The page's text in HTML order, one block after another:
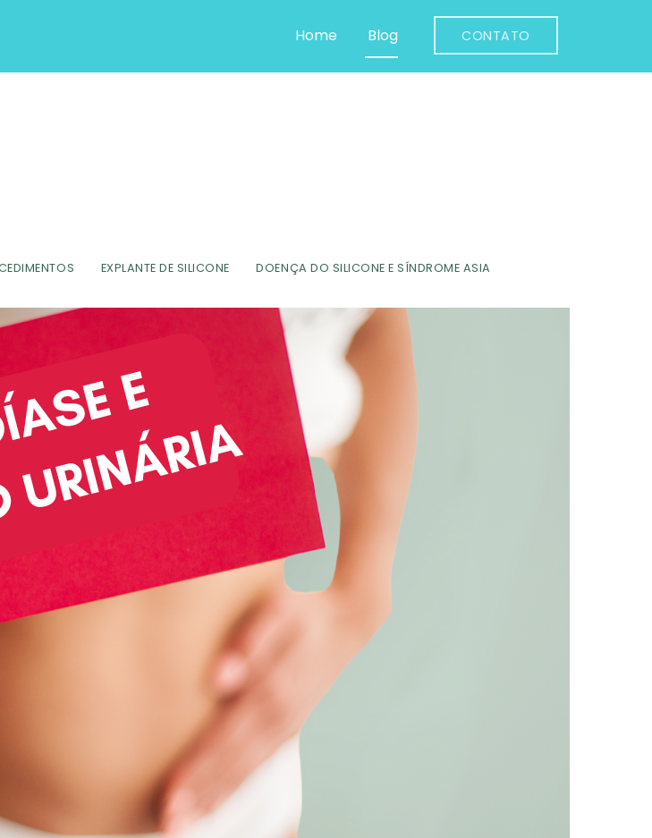
Home Blog CONTATO
EXPLANTE DE SILICONE DOENÇA DO SILICONE E SÍNDROME ASIA